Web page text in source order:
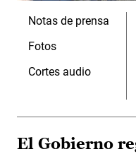
Notas de prensa
Fotos
Cortes audio
El Gobierno